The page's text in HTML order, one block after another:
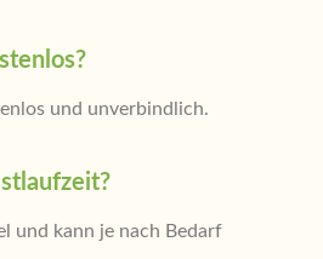
und unverbindlich.
und kann je nach Bedarf